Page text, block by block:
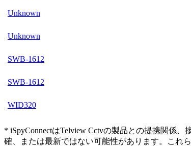
Unknown
Unknown
SWB-1612
SWB-1612
WID320
* iSpyConnectはTelview Cctvの製品との提携関係
確、または最新ではない可能性があります。これ